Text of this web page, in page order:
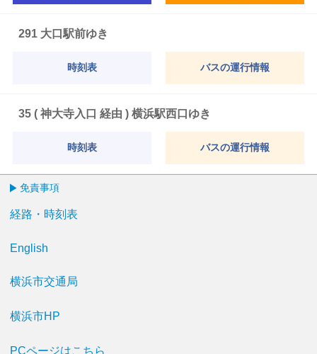
291 大口駅前ゆき
時刻表 バスの運行情報
35 ( 神大寺入口 経由 ) 横浜駅西口ゆき
時刻表 バスの運行情報
免責事項
経路・時刻表
English
横浜市交通局
横浜市HP
PCページはこちら